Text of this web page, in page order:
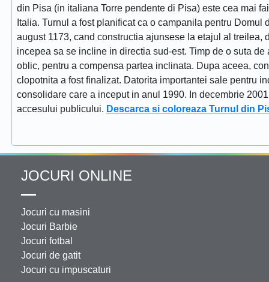
din Pisa (in italiana Torre pendente di Pisa) este cea mai
Italia. Turnul a fost planificat ca o campanila pentru
august 1173, cand constructia ajunsese la etajul al
incepea sa se incline in directia sud-est. Timp de o suta
oblic, pentru a compensa partea inclinata. Dupa aceea,
clopotnita a fost finalizat. Datorita importantei sale pentru
consolidare care a inceput in anul 1990. In decembrie
accesului publicului. Descarca si coloreaza Turnul din
JOCURI ONLINE
Jocuri cu masini
Jocuri Barbie
Jocuri fotbal
Jocuri de gatit
Jocuri cu impuscaturi